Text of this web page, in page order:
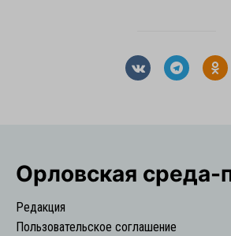
Орловская cреда-
Редакция
Пользовательское соглашение